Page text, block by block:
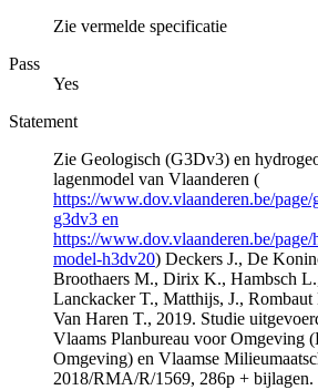
Zie vermelde specificatie
Pass
Yes
Statement
Zie Geologisch (G3Dv3) en
lagenmodel van Vlaanderen (
https://www.dov.vlaanderen.be/
g3dv3 en
https://www.dov.vlaanderen.be/
model-h3dv20) Deckers J., De
Broothaers M., Dirix K., Hambsch
Lanckacker T., Matthijs, J.,
Van Haren T., 2019. Studie
Vlaams Planbureau voor Omgeving
Omgeving) en Vlaamse
2018/RMA/R/1569, 286p + bijlagen.